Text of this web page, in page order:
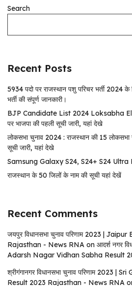
Search
Recent Posts
5934 पदो पर राजस्थान पशु परिचर भर्ती 2024
भर्ती की संपूर्ण जानकारी।
BJP Candidate List 2024 Loksabha
पर भाजपा की पहली सूची जारी, यहां देखे
लोकसभा चुनाव 2024 : राजस्थान की 15 लोकसभा
सूची जारी, यहां देखे
Samsung Galaxy S24, S24+ S24
राजस्थान के 50 जिलों के नाम की सूची यहां देखें
Recent Comments
जयपुर विधानसभा चुनाव परिणाम 2023 |
Rajasthan - News RNA on आदर्श नगर
Adarsh ​​Nagar Vidhan Sabha Result
श्रीगंगानगर विधानसभा चुनाव परिणाम 2023 |
Result 2023 Rajasthan - News RNA